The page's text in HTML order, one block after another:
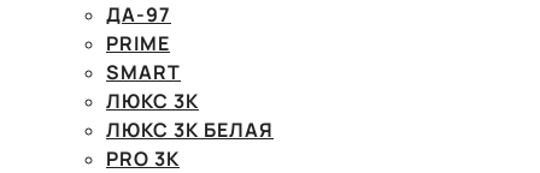
ДА-97
PRIME
SMART
ЛЮКС 3К
ЛЮКС 3К БЕЛАЯ
PRO 3K